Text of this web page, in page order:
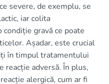
severe, de exemplu, se
iar colita
gravă ce poate
Așadar, este crucial
în timpul tratamentului
reacție adversă. În plus,
alergică, cum ar fi